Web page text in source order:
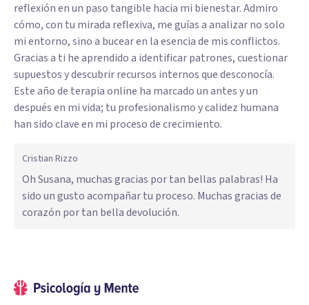
reflexión en un paso tangible hacia mi bienestar. Admiro
cómo, con tu mirada reflexiva, me guías a analizar no solo
mi entorno, sino a bucear en la esencia de mis conflictos.
Gracias a ti he aprendido a identificar patrones, cuestionar
supuestos y descubrir recursos internos que desconocía.
Este año de terapia online ha marcado un antes y un
después en mi vida; tu profesionalismo y calidez humana
han sido clave en mi proceso de crecimiento.
Cristian Rizzo
Oh Susana, muchas gracias por tan bellas palabras! Ha
sido un gusto acompañar tu proceso. Muchas gracias de
corazón por tan bella devolución.